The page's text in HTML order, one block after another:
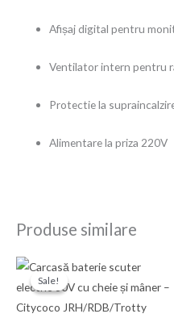
Afișaj digital pentru
Ventilator intern pentru
Protectie la
Alimentare la priza 220V
Produse similare
Sale!
Sale!
Prețul
inițial
a
250,00 Ron.
Prețul
curent
este: